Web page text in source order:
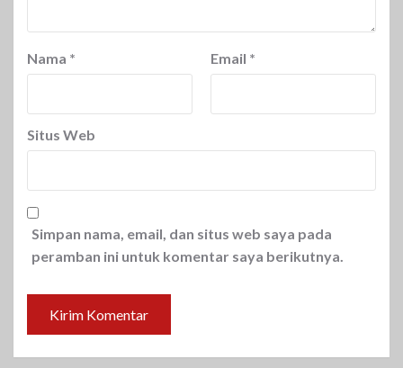
Nama * Email *
Situs Web
Simpan nama, email, dan situs web saya pada
peramban ini untuk komentar saya berikutnya.